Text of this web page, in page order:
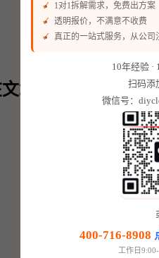
章内⬇️
1对1拆解需求，免费出方案
透明报价，不满意不收费
真正的一站式服务，从公
10年经验 ·
扫码添
微信号：
400-716-8908
工作日